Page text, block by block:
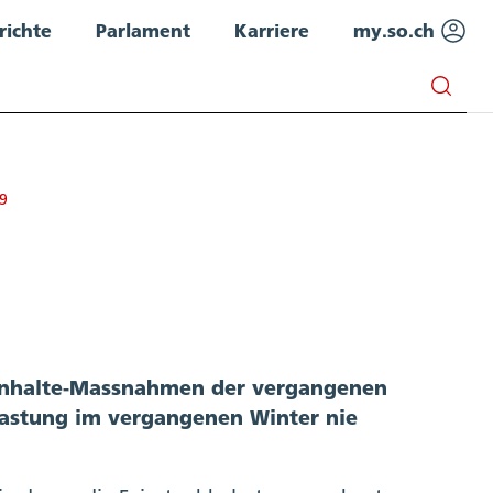
Parlament Karriere my.so.ch
Massnahmen der vergangenen
im vergangenen Winter nie